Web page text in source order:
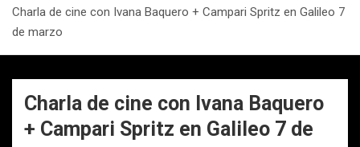
Charla de cine con Ivana Baquero + Campari Spritz en Galileo 7
de marzo
Charla de cine con Ivana Baquero
+ Campari Spritz en Galileo 7 de